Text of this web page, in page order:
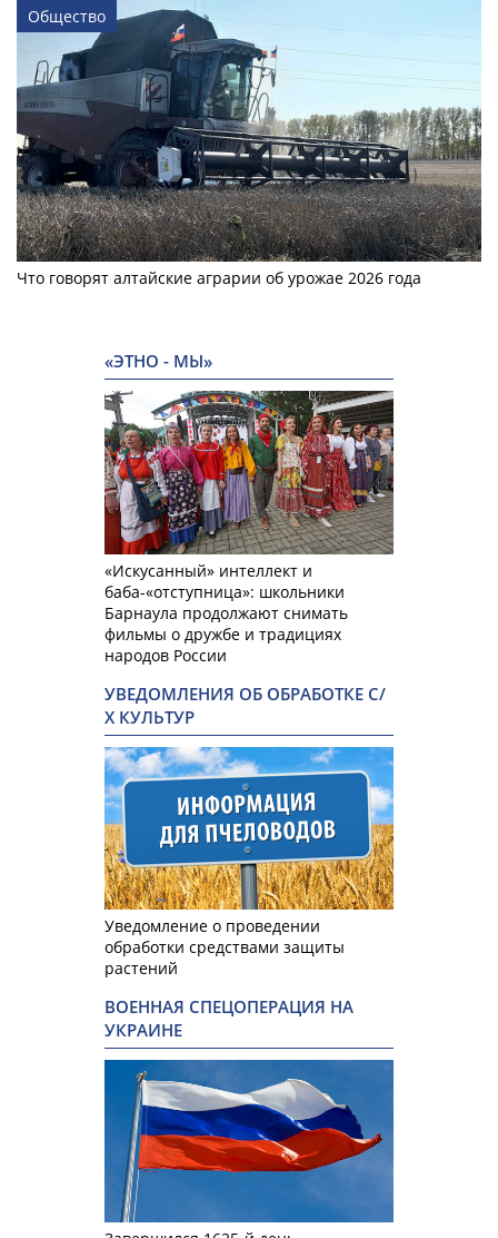
Общество
Что говорят алтайские аграрии об урожае 2026 года
«ЭТНО - МЫ»
«Искусанный» интеллект и
баба-«отступница»: школьники
Барнаула продолжают снимать
фильмы о дружбе и традициях
народов России
УВЕДОМЛЕНИЯ ОБ ОБРАБОТКЕ С/
Х КУЛЬТУР
Уведомление о проведении
обработки средствами защиты
растений
ВОЕННАЯ СПЕЦОПЕРАЦИЯ НА
УКРАИНЕ